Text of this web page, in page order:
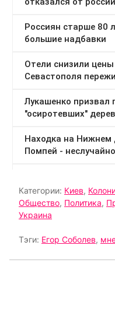
Категории: Киев,
Общество, Политика,
Украина
Тэги: Егор Соболев,